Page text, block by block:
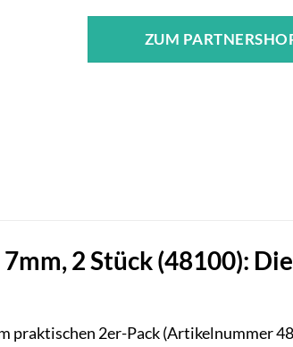
ZUM
2 Stück (48100):
praktischen 2er-Pack (Artikelnummer